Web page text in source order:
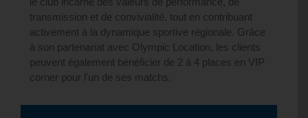
transmission et de convivialité, tout en contribuant
activement à la dynamique sportive régionale. Grâce
à son partenariat avec Olympic Location, les clients
peuvent également bénéficier de 2 à 4 places en VIP
corner pour l'un de ses matchs.